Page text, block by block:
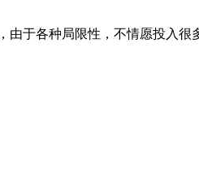
于各种局限性，不情愿投入